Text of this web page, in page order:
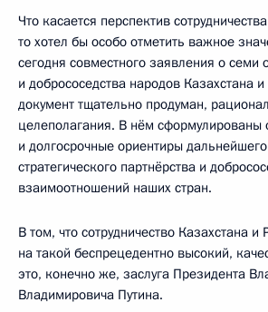
Что касается перспектив
то хотел бы особо отметить важное
сегодня совместного заявления о семи
и добрососедства народов Казахстана
документ тщательно продуман,
целеполагания. В нём сформулированы
и долгосрочные ориентиры
стратегического партнёрства и
взаимоотношений наших стран.
В том, что сотрудничество Казахстана
на такой беспрецедентно высокий,
это, конечно же, заслуга Президента
Владимировича Путина.